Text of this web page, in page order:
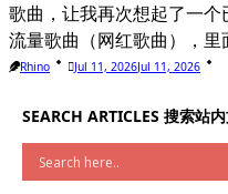
歌曲，让我再次想起了一
流量歌曲（网红歌曲），
Rhino Jul 11, 2026Jul 11, 2026
SEARCH ARTICLES 搜索站